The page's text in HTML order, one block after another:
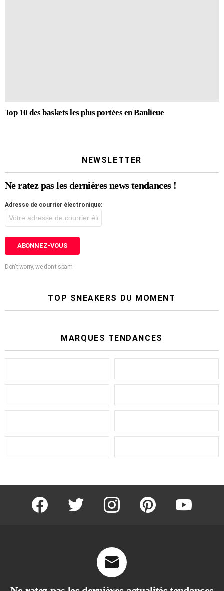
Top 10 des baskets les plus portées en Banlieue
NEWSLETTER
Ne ratez pas les dernières news tendances !
Adresse de courrier électronique:
Don't worry, we don't spam
TOP SNEAKERS DU MOMENT
MARQUES TENDANCES
facebook twitter instagram pinterest youtube